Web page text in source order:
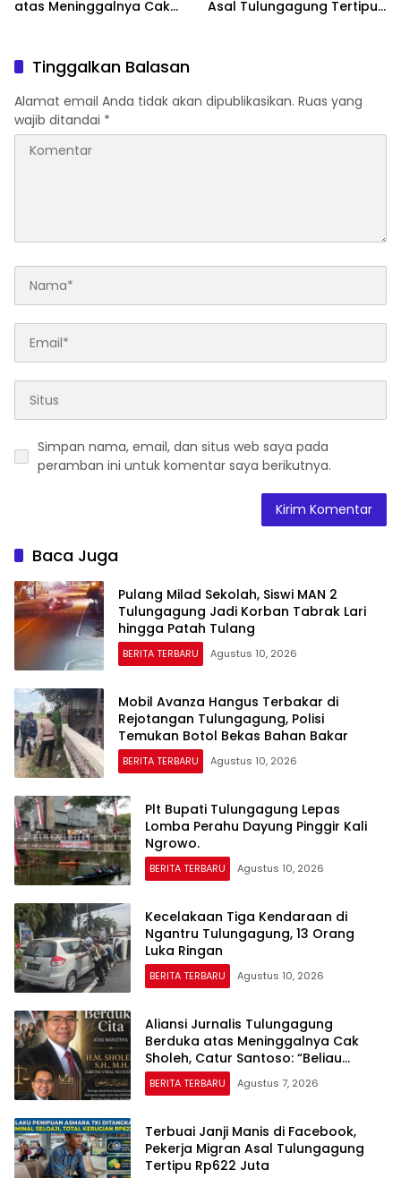
atas Meninggalnya Cak
yang Vokal”
Asal Tulungagung Tertipu
Tinggalkan Balasan
Alamat email Anda tidak akan dipublikasikan. Ruas yang
wajib ditandai *
Simpan nama, email, dan situs web saya pada
peramban ini untuk komentar saya berikutnya.
Baca Juga
Pulang Milad Sekolah, Siswi MAN 2
Tulungagung Jadi Korban Tabrak Lari
hingga Patah Tulang
BERITA TERBARU Agustus 10, 2026
Mobil Avanza Hangus Terbakar di
Rejotangan Tulungagung, Polisi
Temukan Botol Bekas Bahan Bakar
BERITA TERBARU Agustus 10, 2026
Plt Bupati Tulungagung Lepas
Lomba Perahu Dayung Pinggir Kali
Ngrowo.
BERITA TERBARU Agustus 10, 2026
Kecelakaan Tiga Kendaraan di
Ngantru Tulungagung, 13 Orang
Luka Ringan
BERITA TERBARU Agustus 10, 2026
Aliansi Jurnalis Tulungagung
Berduka atas Meninggalnya Cak
Sholeh, Catur Santoso: “Beliau
Pejuang Keadilan yang Vokal”
BERITA TERBARU Agustus 7, 2026
Terbuai Janji Manis di Facebook,
Pekerja Migran Asal Tulungagung
Tertipu Rp622 Juta